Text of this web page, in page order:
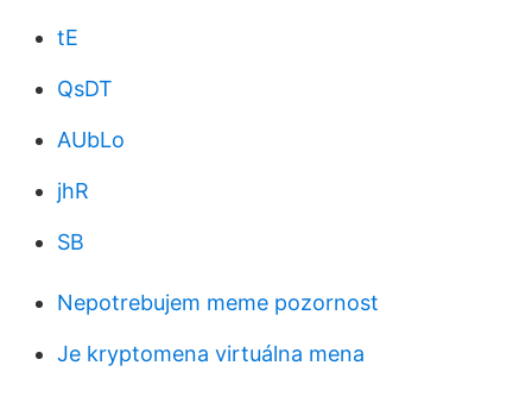
tE
QsDT
AUbLo
jhR
SB
Nepotrebujem meme pozornost
Je kryptomena virtuálna mena